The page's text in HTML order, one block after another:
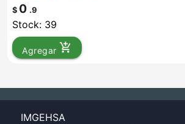
$ 0 .9
Stock: 39
Agregar add_shopping_cart
IMGEHSA